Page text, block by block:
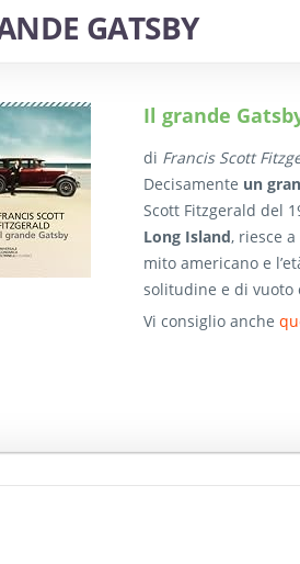
GATSBY
Il grande
di Francis Scott
Decisamente un
Scott Fitzgerald del
Long Island, riesce
mito americano e
solitudine e di vuoto
Vi consiglio anche